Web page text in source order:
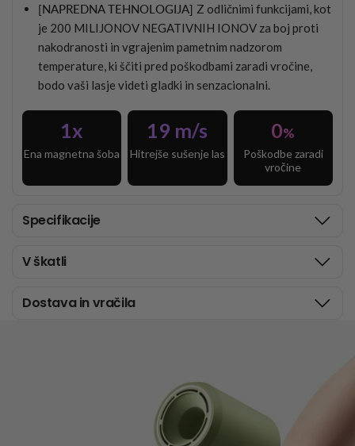
[NAPREDNA TEHNOLOGIJA] Z odličnimi funkcijami, kot
je 200 MILIJONOV NEGATIVNIH IONOV za boj proti
nakodranosti in vgrajenim pametnim nadzorom
temperature, ki ščiti pred poškodbami zaradi vročine,
bodo vaši lasje videti gladki in senzacionalni.
1x
Ena magnetna šoba
19 m/s
Hitrejše sušenje las
0%
Poškodbe zaradi
vročine
Specifikacije
V škatli
Dostava in vračila